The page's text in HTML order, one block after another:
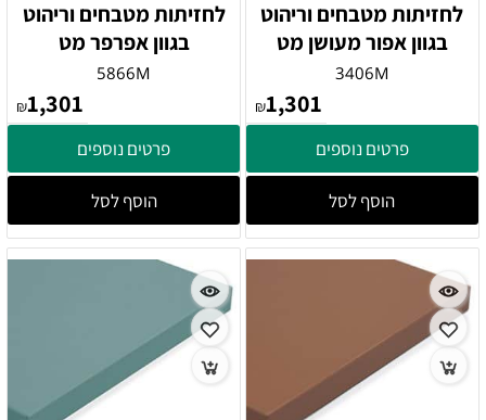
לחזיתות מטבחים וריהוט
בגוון אפור מעושן מט
3406M
₪1,301
פרטים נוספים
הוסף לסל
לחזיתות מטבחים וריהוט
בגוון אפרפר מט
5866M
₪1,301
פרטים נוספים
הוסף לסל